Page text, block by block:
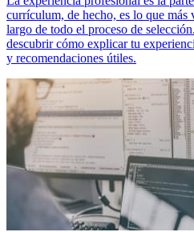
currículum, de hecho, es lo que más
largo de todo el proceso de
descubrir cómo explicar tu
y recomendaciones útiles.